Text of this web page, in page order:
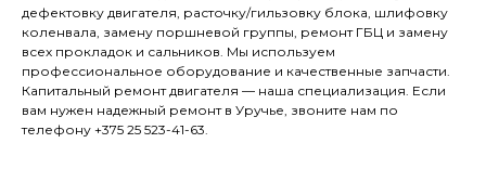
дефектовку двигателя, расточку/гильзовку блока, шлифовку
коленвала, замену поршневой группы, ремонт ГБЦ и замену
всех прокладок и сальников. Мы используем
профессиональное оборудование и качественные запчасти.
Капитальный ремонт двигателя — наша специализация. Если
вам нужен надежный ремонт в Уручье, звоните нам по
телефону +375 25 523-41-63.